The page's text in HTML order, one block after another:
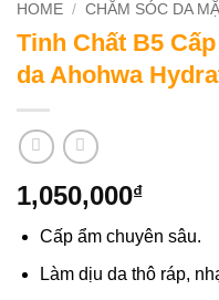
HOME / CHĂM SÓC DA
Tinh Chất B5
da Ahohwa
1,050,000₫
Cấp ẩm chuyên sâu.
Làm dịu da thô ráp,